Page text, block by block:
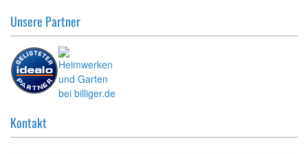
Unsere Partner
Kontakt